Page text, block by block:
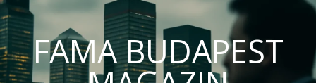
FAMA BUDAPEST